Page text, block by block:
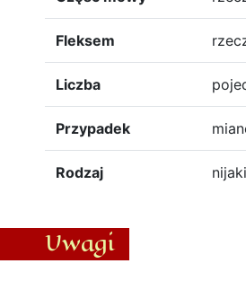
Fleksem
Liczba
Przypadek
Rodzaj nijaki
Uwagi